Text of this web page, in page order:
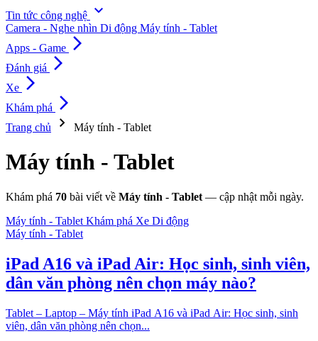
Tin tức công nghệ expand_more
Camera - Nghe nhìn Di động Máy tính - Tablet
Apps - Game arrow_forward_ios
Đánh giá arrow_forward_ios
Xe arrow_forward_ios
Khám phá arrow_forward_ios
Trang chủ chevron_right Máy tính - Tablet
Máy tính - Tablet
Khám phá 70 bài viết về Máy tính - Tablet — cập nhật mỗi ngày.
Máy tính - Tablet Khám phá Xe Di động
Máy tính - Tablet
iPad A16 và iPad Air: Học sinh, sinh viên,
dân văn phòng nên chọn máy nào?
Tablet – Laptop – Máy tính iPad A16 và iPad Air: Học sinh, sinh
viên, dân văn phòng nên chọn...